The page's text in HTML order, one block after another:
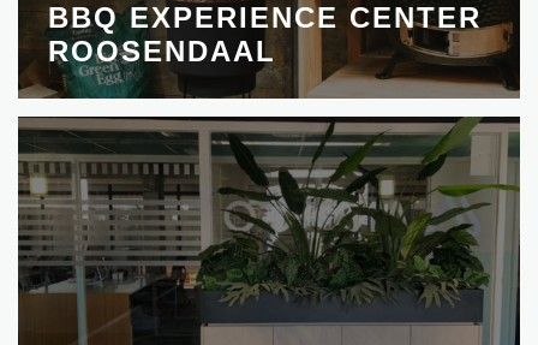
BBQ EXPERIENCE CENTER
ROOSENDAAL